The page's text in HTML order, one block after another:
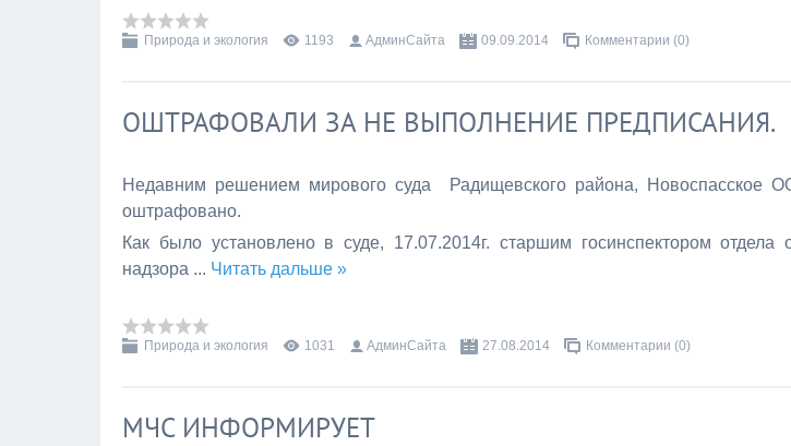
Природа и экология 1193 АдминСайта 09.09.2014 Комментарии (0)
ОШТРАФОВАЛИ ЗА НЕ ВЫПОЛНЕНИЕ ПРЕДПИСАНИЯ.
Недавним решением мирового суда Радищевского района, Новоспасское
оштрафовано.
Как было установлено в суде, 17.07.2014г. старшим госинспектором отдела
надзора ... Читать дальше »
Природа и экология 1031 АдминСайта 27.08.2014 Комментарии (0)
МЧС ИНФОРМИРУЕТ